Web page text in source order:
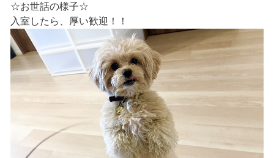
☆お世話の様子☆
入室したら、厚い歓迎！！